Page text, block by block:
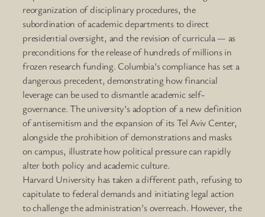
reorganization of disciplinary procedures, the
subordination of academic departments to direct
presidential oversight, and the revision of curricula — as
preconditions for the release of hundreds of millions in
frozen research funding. Columbia’s compliance has set a
dangerous precedent, demonstrating how financial
leverage can be used to dismantle academic self-
governance. The university’s adoption of a new definition
of antisemitism and the expansion of its Tel Aviv Center,
alongside the prohibition of demonstrations and masks
on campus, illustrate how political pressure can rapidly
alter both policy and academic culture.
Harvard University has taken a different path, refusing to
capitulate to federal demands and initiating legal action
to challenge the administration’s overreach. However, the